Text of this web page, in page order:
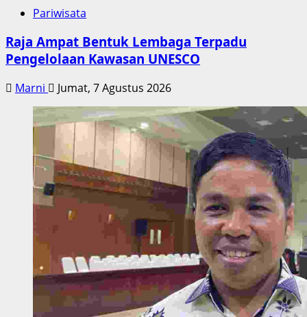
Pariwisata
Raja Ampat Bentuk Lembaga Terpadu
Pengelolaan Kawasan UNESCO
Marni Jumat, 7 Agustus 2026